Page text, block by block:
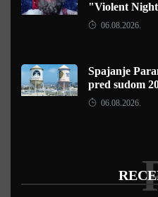
"Violent
06.08.2026.
Spajanje
pred sudom
06.08.2026.